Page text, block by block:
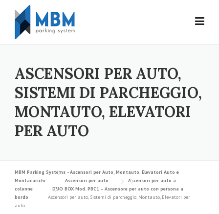
Skip to content
ASCENSORI PER AUTO,
SISTEMI DI PARCHEGGIO,
MONTAUTO, ELEVATORI
PER AUTO
MBM Parking Systems - Ascensori per Auto, Montauto, Elevatori Auto e
Montacarichi
Ascensori per auto
Ascensori per auto a
colonne
DUO BOX Mod. PBC1 – Ascensore per auto con persona a
bordo
Ascensori per auto, Sistemi di parcheggio, Montauto, Elevatori per
auto